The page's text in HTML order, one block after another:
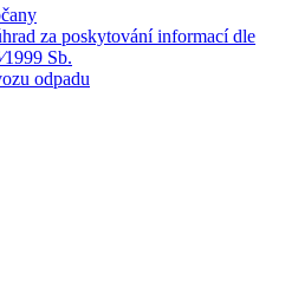
za poskytování informací dle
Sb.
odpadu